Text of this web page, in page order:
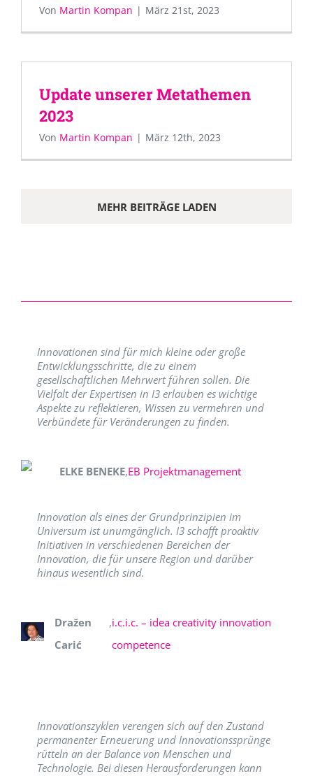
Von Martin Kompan | März 21st, 2023
Update unserer Metathemen
2023
Von Martin Kompan | März 12th, 2023
MEHR BEITRÄGE LADEN
Innovationen sind für mich kleine oder große
Entwicklungsschritte, die zu einem
gesellschaftlichen Mehrwert führen sollen. Die
Vielfalt der Expertisen in I3 erlauben es wichtige
Aspekte zu reflektieren, Wissen zu vermehren und
Verbündete für Veränderungen zu finden.
ELKE BENEKE,EB Projektmanagement
Innovation als eines der Grundprinzipien im
Universum ist unumgänglich. I3 schafft proaktiv
Initiativen in verschiedenen Bereichen der
Innovation, die für unsere Region und darüber
hinaus wesentlich sind.
Dražen
Carić
,i.c.i.c. – idea creativity innovation
competence
Innovationszyklen verengen sich auf den Zustand
permanenter Erneuerung und Innovationssprünge
rütteln an der Balance von Menschen und
Technologie. Bei diesen Herausforderungen kann